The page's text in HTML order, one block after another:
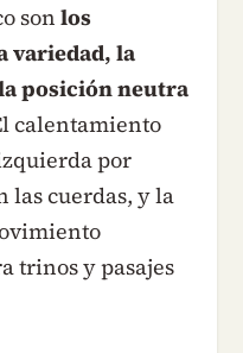
son los
variedad, la
posición neutra
calentamiento
por
las cuerdas, y la
trinos y pasajes